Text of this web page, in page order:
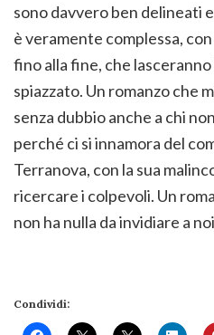
sono davvero ben delineati
è veramente complessa,
fino alla fine, che
spiazzato. Un romanzo che
senza dubbio anche a chi
perché ci si innamora del
Terranova, con la sua
ricercare i colpevoli. Un
non ha nulla da invidiare a
Condividi: